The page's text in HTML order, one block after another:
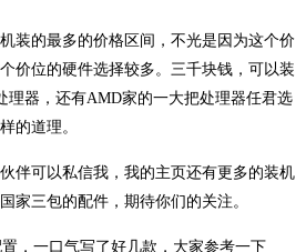
装的最多的价格区间，不光是因为这个价
价位的硬件选择较多。三千块钱，可以装
理器，还有AMD家的一大把处理器任君选
的道理。
伴可以私信我，我的主页还有更多的装机
家三包的配件，期待你们的关注。